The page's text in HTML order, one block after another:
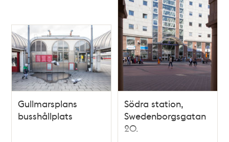
Gullmarsplans
busshållplats
Södra station,
Swedenborgsgatan
20.